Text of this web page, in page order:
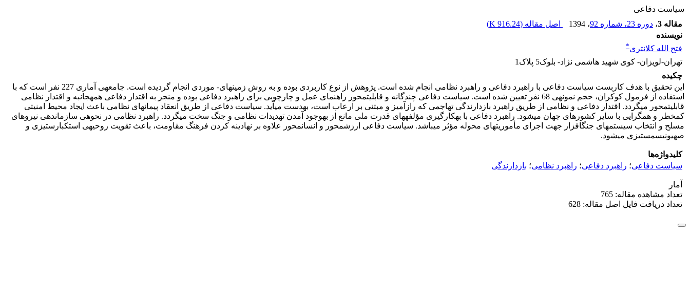
سیاست دفاعی
مقاله 3
، دوره 23، شماره 92 ، 1394 اصل مقاله (916.24 K
)
نویسنده
فتح الله کلانتری*
تهران-لویزان- کوی شهید هاشمی نژاد- بلوک5 پلاک1
چکیده
این تحقیق با هدف کاربست سیاست دفاعی با راهبرد دفاعی و راهبرد نظامی انجام شده است. پژوهش از نوع کاربردی بوده و به روش زمینه‎ای- موردی انجام گردیده است. جامعه‎ی آماری 227 نفر است که با
استفاده از فرمول کوکران، حجم نمونه‎ی 68 نفر تعیین شده است. سیاست دفاعی چندگانه و قابلیت‎محور راهنمای عمل و چارچوبی برای راهبرد دفاعی بوده و منجر به اقتدار دفاعی همه‎جانبه و اقتدار نظامی
قابلیت‎محور می‎گردد. اقتدار دفاعی و نظامی از طریق راهبرد بازدارندگی تهاجمی که رازآمیز و مبتنی بر ارعاب است، به‎دست می‎آید. سیاست دفاعی از طریق انعقاد پیمان‎های نظامی باعث ایجاد محیط امنیتی
کم‎خطر و همگرایی با سایر کشورهای جهان می‎شود. راهبرد دفاعی با به‎کارگیری مؤلفه‎های قدرت ملی مانع از به‎وجود آمدن تهدیدات نظامی و جنگ سخت می‎گردد. راهبرد نظامی در نحوه‎ی سازماندهی نیروهای
مسلح و انتخاب سیستم‏های جنگ‎افزار جهت اجرای مأموریت‎‎های محوله مؤثر می‎باشد. سیاست دفاعی ارزش‎محور و انسان‎محور علاوه بر نهادینه کردن فرهنگ مقاومت، باعث تقویت روحیه‎ی استکبارستیزی و
صهیونیسم‎ستیزی می‎شود.
کلیدواژه‌ها
سیاست دفاعی؛ راهبرد دفاعی؛ راهبرد نظامی؛ بازدارندگی
آمار
تعداد مشاهده مقاله: 765
تعداد دریافت فایل اصل مقاله: 628